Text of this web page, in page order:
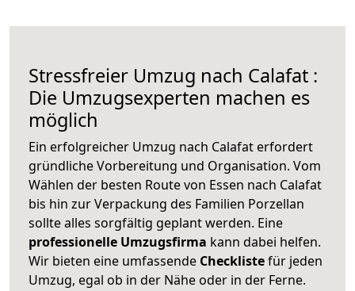
Stressfreier Umzug nach Calafat :
Die Umzugsexperten machen es
möglich
Ein erfolgreicher Umzug nach Calafat erfordert
gründliche Vorbereitung und Organisation. Vom
Wählen der besten Route von Essen nach Calafat
bis hin zur Verpackung des Familien Porzellan
sollte alles sorgfältig geplant werden. Eine
professionelle Umzugsfirma kann dabei helfen.
Wir bieten eine umfassende Checklistefür jeden
Umzug, egal ob in der Nähe oder in der Ferne.